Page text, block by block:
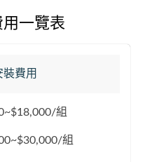
一覽表
裝費用
組
組